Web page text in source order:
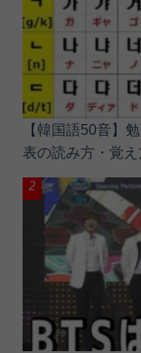
【韓国語50音】
表の読み方・覚